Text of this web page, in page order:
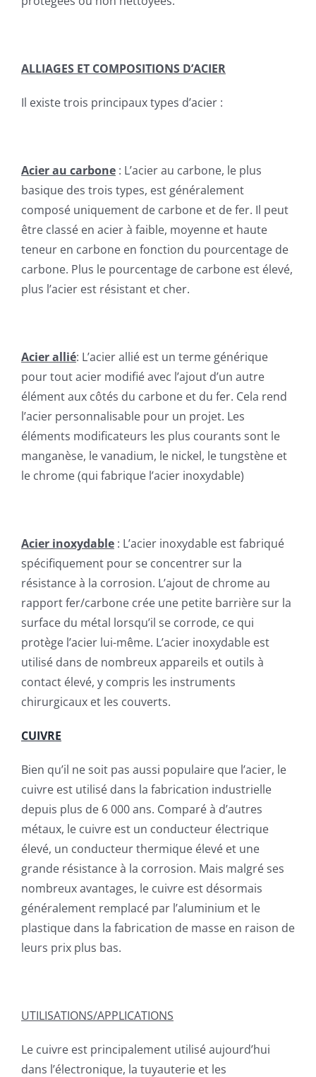
ALLIAGES ET COMPOSITIONS D’ACIER
Il existe trois principaux types d’acier :
Acier au carbone : L’acier au carbone, le plus
basique des trois types, est généralement
composé uniquement de carbone et de fer. Il peut
être classé en acier à faible, moyenne et haute
teneur en carbone en fonction du pourcentage de
carbone. Plus le pourcentage de carbone est élevé,
plus l’acier est résistant et cher.
Acier allié: L’acier allié est un terme générique
pour tout acier modifié avec l’ajout d’un autre
élément aux côtés du carbone et du fer. Cela rend
l’acier personnalisable pour un projet. Les
éléments modificateurs les plus courants sont le
manganèse, le vanadium, le nickel, le tungstène et
le chrome (qui fabrique l’acier inoxydable)
Acier inoxydable : L’acier inoxydable est fabriqué
spécifiquement pour se concentrer sur la
résistance à la corrosion. L’ajout de chrome au
rapport fer/carbone crée une petite barrière sur la
surface du métal lorsqu’il se corrode, ce qui
protège l’acier lui-même. L’acier inoxydable est
utilisé dans de nombreux appareils et outils à
contact élevé, y compris les instruments
chirurgicaux et les couverts.
CUIVRE
Bien qu’il ne soit pas aussi populaire que l’acier, le
cuivre est utilisé dans la fabrication industrielle
depuis plus de 6 000 ans. Comparé à d’autres
métaux, le cuivre est un conducteur électrique
élevé, un conducteur thermique élevé et une
grande résistance à la corrosion. Mais malgré ses
nombreux avantages, le cuivre est désormais
généralement remplacé par l’aluminium et le
plastique dans la fabrication de masse en raison de
leurs prix plus bas.
UTILISATIONS/APPLICATIONS
Le cuivre est principalement utilisé aujourd’hui
dans l’électronique, la tuyauterie et les